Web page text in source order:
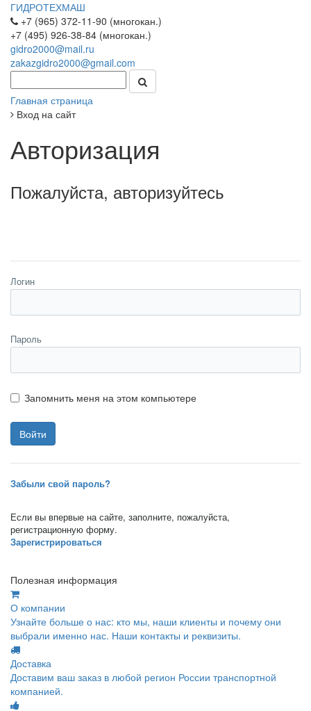
ГИДРОТЕХМАШ
+7 (965) 372-11-90 (многокан.)
+7 (495) 926-38-84 (многокан.)
gidro2000@mail.ru
zakazgidro2000@gmail.com
Главная страница
Вход на сайт
Авторизация
Пожалуйста, авторизуйтесь
Логин
Пароль
Запомнить меня на этом компьютере
Забыли свой пароль?
Если вы впервые на сайте, заполните, пожалуйста,
регистрационную форму.
Зарегистрироваться
Полезная информация
О компании
Узнайте больше о нас: кто мы, наши клиенты и почему они
выбрали именно нас. Наши контакты и реквизиты.
Доставка
Доставим ваш заказ в любой регион России транспортной
компанией.